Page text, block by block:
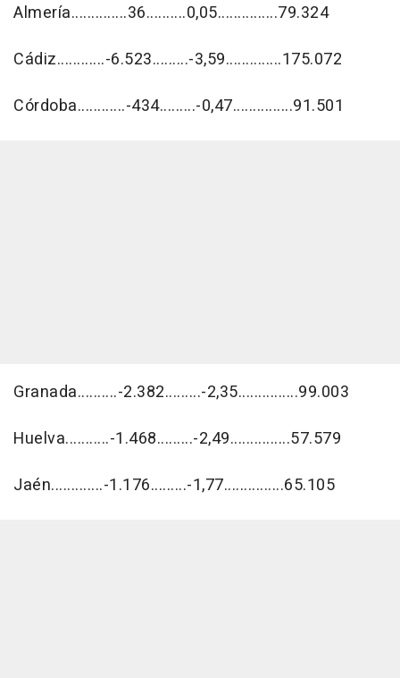
Almería..............36..........0,05...............79.324
Cádiz............-6.523.........-3,59..............175.072
Córdoba............-434.........-0,47...............91.501
Granada..........-2.382.........-2,35...............99.003
Huelva...........-1.468.........-2,49...............57.579
Jaén.............-1.176.........-1,77...............65.105